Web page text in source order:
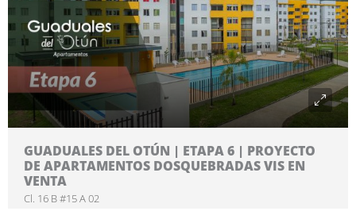
GUADUALES DEL OTÚN | ETAPA 6 | PROYECTO
DE APARTAMENTOS DOSQUEBRADAS VIS EN
VENTA
Cl. 16 B #15 A 02